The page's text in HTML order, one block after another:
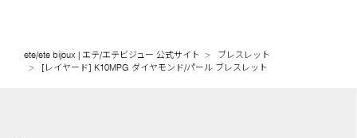
ete/ete bijoux | エテ/エテビジュー 公式サイト
ブレスレット
[レイヤード] K10MPG ダイヤモンド/パール ブレスレット